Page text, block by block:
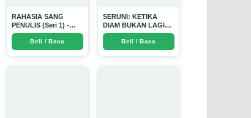
RAHASIA SANG
PENULIS (Seri 1) -
Arda Dinata
Beli / Baca
SERUNI: KETIKA
DIAM BUKAN LAGI
PILIHAN - Arda Dinata
Beli / Baca